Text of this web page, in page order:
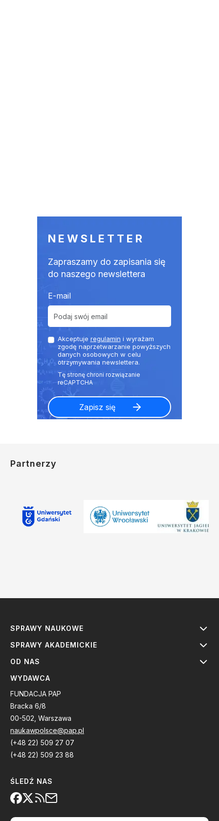
NEWSLETTER
Zapraszamy do zapisania się
do naszego newslettera
E-mail
Akceptuje regulamin i wyrażam
zgodę naprzetwarzanie powyższych
danych osobowych w celu
otrzymywania newslettera.
Partnerzy
SPRAWY NAUKOWE
SPRAWY AKADEMICKIE
OD NAS
WYDAWCA
FUNDACJA PAP
Bracka 6/8
00-502, Warszawa
naukawpolsce@pap.pl
(+48 22) 509 27 07
(+48 22) 509 23 88
ŚLEDŹ NAS